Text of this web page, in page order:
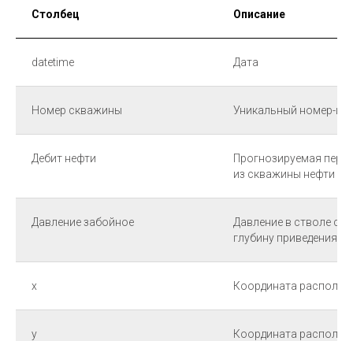
Столбец Описание
datetime Дата
Номер скважины Уникальный номер-
Дебит нефти
Прогнозируемая
из скважины нефти за
Давление забойное
Давление в стволе
глубину приведения
x Координата
y Координата